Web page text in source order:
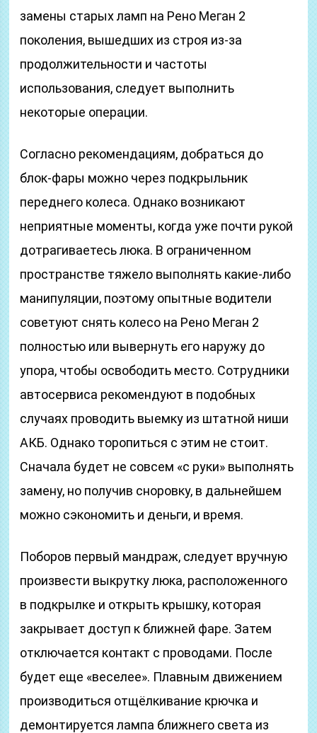
замены старых ламп на Рено Меган 2
поколения, вышедших из строя из-за
продолжительности и частоты
использования, следует выполнить
некоторые операции.
Согласно рекомендациям, добраться до
блок-фары можно через подкрыльник
переднего колеса. Однако возникают
неприятные моменты, когда уже почти рукой
дотрагиваетесь люка. В ограниченном
пространстве тяжело выполнять какие-либо
манипуляции, поэтому опытные водители
советуют снять колесо на Рено Меган 2
полностью или вывернуть его наружу до
упора, чтобы освободить место. Сотрудники
автосервиса рекомендуют в подобных
случаях проводить выемку из штатной ниши
АКБ. Однако торопиться с этим не стоит.
Сначала будет не совсем «с руки» выполнять
замену, но получив сноровку, в дальнейшем
можно сэкономить и деньги, и время.
Поборов первый мандраж, следует вручную
произвести выкрутку люка, расположенного
в подкрылке и открыть крышку, которая
закрывает доступ к ближней фаре. Затем
отключается контакт с проводами. После
будет еще «веселее». Плавным движением
производиться отщёлкивание крючка и
демонтируется лампа ближнего света из